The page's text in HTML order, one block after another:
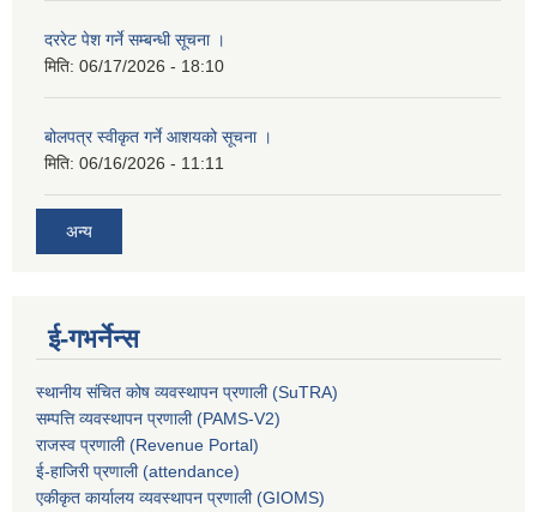
दररेट पेश गर्ने सम्बन्धी सूचना ।
मिति: 06/17/2026 - 18:10
बोलपत्र स्वीकृत गर्ने आशयको सूचना ।
मिति: 06/16/2026 - 11:11
अन्य
ई-गभर्नेन्स
स्थानीय संचित कोष व्यवस्थापन प्रणाली (SuTRA)
सम्पत्ति व्यवस्थापन प्रणाली (PAMS-V2)
राजस्व प्रणाली (Revenue Portal)
ई-हाजिरी प्रणाली (attendance)
एकीकृत कार्यालय व्यवस्थापन प्रणाली (GIOMS)